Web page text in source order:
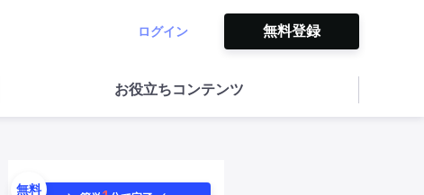
ログイン 無料登録
お役立ちコンテンツ
無料